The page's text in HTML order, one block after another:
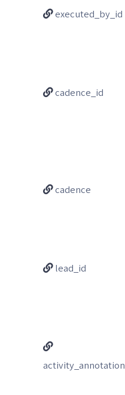
executed_by_id
cadence_id
cadence
lead_id
activity_annotation